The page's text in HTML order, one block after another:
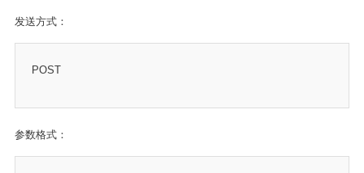
发送方式：
POST
参数格式：